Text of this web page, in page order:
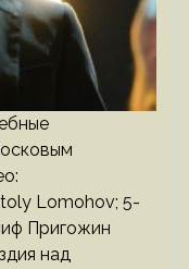
Lomohov; 5-
Пригожин
над